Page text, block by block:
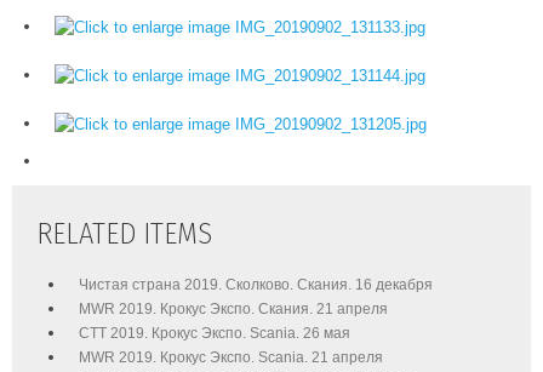
RELATED ITEMS
Чистая страна 2019. Сколково. Скания. 16 декабря
MWR 2019. Крокус Экспо. Скания. 21 апреля
CTT 2019. Крокус Экспо. Scania. 26 мая
MWR 2019. Крокус Экспо. Scania. 21 апреля